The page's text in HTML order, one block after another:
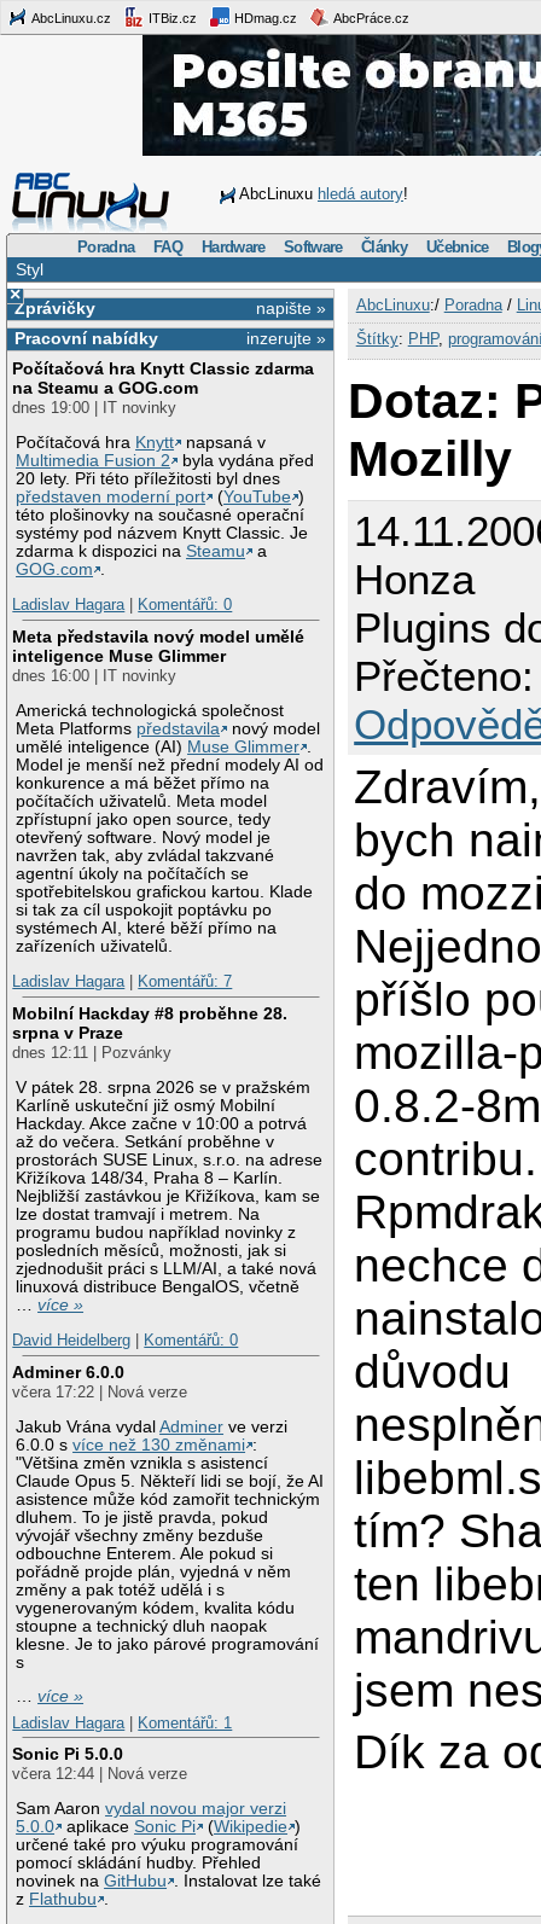
AbcLinuxu.cz ITBiz.cz HDmag.cz AbcPráce.cz
AbcLinuxu hledá autory!
Poradna FAQ Hardware Software Články Učebnice
Styl
×
napište »
Zprávičky
inzerujte »
Pracovní nabídky
Počítačová hra Knytt Classic zdarma
na Steamu a GOG.com
dnes 19:00 | IT novinky
Počítačová hra Knytt
napsaná v
Multimedia Fusion 2
byla vydána před
20 lety. Při této příležitosti byl dnes
představen moderní port
(YouTube )
této plošinovky na současné operační
systémy pod názvem Knytt Classic. Je
zdarma k dispozici naSteamu
a
GOG.com
Ladislav Hagara| Komentářů: 0
Meta představila nový model umělé
inteligence Muse Glimmer
dnes 16:00 | IT novinky
Americká technologická společnost
Meta Platforms představila
nový model
umělé inteligence (AI) Muse Glimmer
Model je menší než přední modely AI od
konkurence a má běžet přímo na
počítačích uživatelů. Meta model
zpřístupní jako open source, tedy
otevřený software. Nový model je
navržen tak, aby zvládal takzvané
agentní úkoly na počítačích se
spotřebitelskou grafickou kartou. Klade
si tak za cíl uspokojit poptávku po
systémech AI, které běží přímo na
zařízeních uživatelů.
Ladislav Hagara| Komentářů: 7
Mobilní Hackday #8 proběhne 28.
srpna v Praze
dnes 12:11 | Pozvánky
V pátek 28. srpna 2026 se v pražském
Karlíně uskuteční již osmý Mobilní
Hackday. Akce začne v 10:00 a potrvá
až do večera. Setkání proběhne v
prostorách SUSE Linux, s.r.o. na adrese
Křižíkova 148/34, Praha 8 – Karlín.
Nejbližší zastávkou je Křižíkova, kam se
lze dostat tramvají i metrem. Na
programu budou například novinky z
posledních měsíců, možnosti, jak si
zjednodušit práci s LLM/AI, a také nová
linuxová distribuce BengalOS, včetně
…více »
David Heidelberg
Komentářů: 0
Adminer 6.0.0
včera 17:22 | Nová verze
Jakub Vrána vydalAdminer ve verzi
6.0.0 svíce než 130 změnami :
"Většina změn vznikla s asistencí
Claude Opus 5. Někteří lidi se bojí, že AI
asistence může kód zamořit technickým
dluhem. To je jistě pravda, pokud
vývojář všechny změny bezduše
odbouchne Enterem. Ale pokud si
pořádně projde plán, vyjedná v něm
změny a pak totéž udělá i s
vygenerovaným kódem, kvalita kódu
stoupne a technický dluh naopak
klesne. Je to jako párové programování
s
…více »
Ladislav Hagara
Komentářů: 1
Sonic Pi 5.0.0
včera 12:44 | Nová verze
Sam Aaronvydal novou major verzi
5.0.0
aplikaceSonic Pi (Wikipedie )
určené také pro výuku programování
pomocí skládání hudby. Přehled
novinek naGitHubu . Instalovat lze také
z Flathubu .
AbcLinuxu:/ Poradna/
Štítky: PHP,
Dotaz:
Mozilly
Honza
Plugins
bych
do
příšlo
mozilla-
0.8.2-
nechce
důvodu
tím?
ten
jsem
Dík za